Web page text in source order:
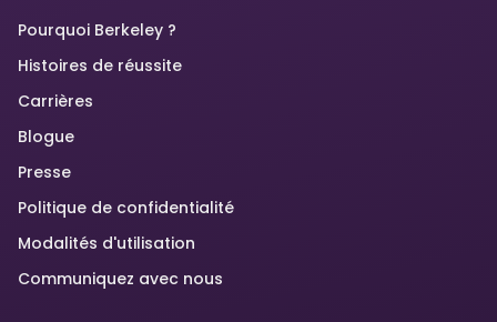
Pourquoi Berkeley ?
Histoires de réussite
Carrières
Blogue
Presse
Politique de confidentialité
Modalités d'utilisation
Communiquez avec nous